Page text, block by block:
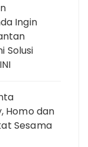
Ingin
Solusi
Homo dan
Sesama